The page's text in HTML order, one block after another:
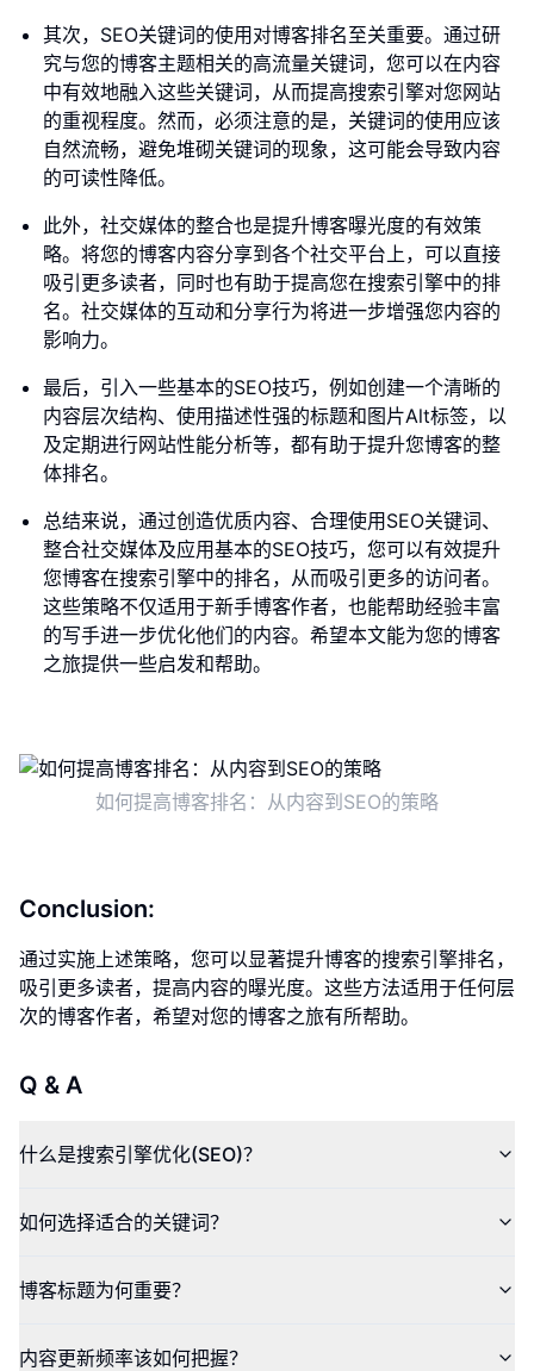
其次，SEO关键词的使用对博客排名至关重要。通过研
究与您的博客主题相关的高流量关键词，您可以在内容
中有效地融入这些关键词，从而提高搜索引擎对您网站
的重视程度。然而，必须注意的是，关键词的使用应该
自然流畅，避免堆砌关键词的现象，这可能会导致内容
的可读性降低。
此外，社交媒体的整合也是提升博客曝光度的有效策
略。将您的博客内容分享到各个社交平台上，可以直接
吸引更多读者，同时也有助于提高您在搜索引擎中的排
名。社交媒体的互动和分享行为将进一步增强您内容的
影响力。
最后，引入一些基本的SEO技巧，例如创建一个清晰的
内容层次结构、使用描述性强的标题和图片Alt标签，以
及定期进行网站性能分析等，都有助于提升您博客的整
体排名。
总结来说，通过创造优质内容、合理使用SEO关键词、
整合社交媒体及应用基本的SEO技巧，您可以有效提升
您博客在搜索引擎中的排名，从而吸引更多的访问者。
这些策略不仅适用于新手博客作者，也能帮助经验丰富
的写手进一步优化他们的内容。希望本文能为您的博客
之旅提供一些启发和帮助。
如何提高博客排名：从内容到SEO的策略
Conclusion:
通过实施上述策略，您可以显著提升博客的搜索引擎排名，
吸引更多读者，提高内容的曝光度。这些方法适用于任何层
次的博客作者，希望对您的博客之旅有所帮助。
Q & A
什么是搜索引擎优化(SEO)？
如何选择适合的关键词？
博客标题为何重要？
内容更新频率该如何把握？